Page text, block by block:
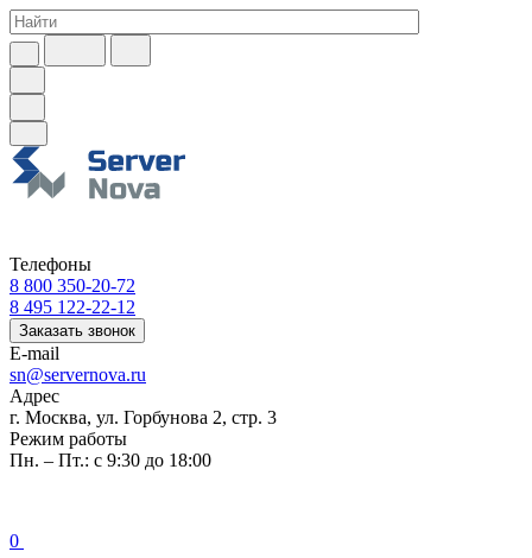
Телефоны
8 800 350-20-72
8 495 122-22-12
Заказать звонок
E-mail
sn@servernova.ru
Адрес
г. Москва, ул. Горбунова 2, стр. 3
Режим работы
Пн. – Пт.: с 9:30 до 18:00
0